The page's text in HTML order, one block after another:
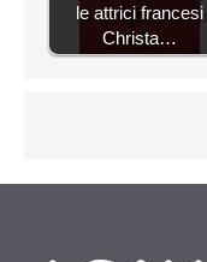
le attrici francesi
Christa…